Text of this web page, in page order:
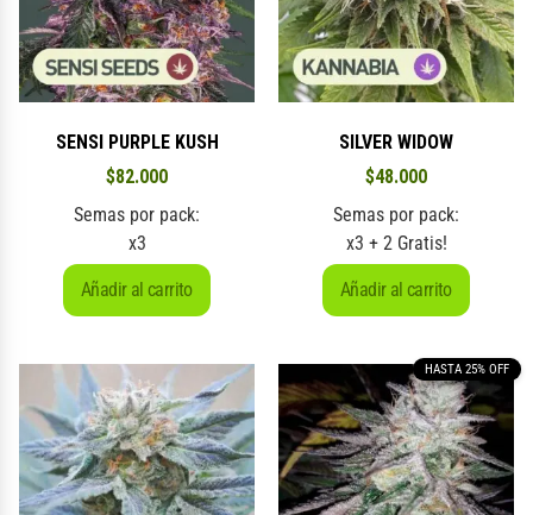
SENSI PURPLE KUSH
$82.000
Semas por pack:
x3
Añadir al carrito
SILVER WIDOW
$48.000
Semas por pack:
x3 + 2 Gratis!
Añadir al carrito
HASTA 25% OFF